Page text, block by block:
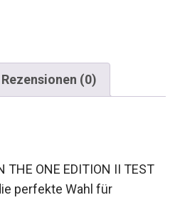
Rezensionen (0)
THE ONE EDITION II TEST
perfekte Wahl für